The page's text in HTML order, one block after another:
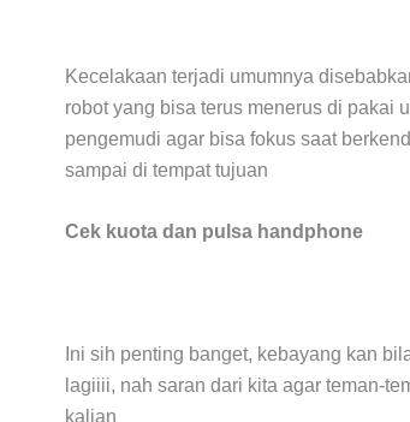
Kecelakaan terjadi umumnya
robot yang bisa terus menerus di pakai
pengemudi agar bisa fokus saat
sampai di tempat tujuan
Cek kuota dan pulsa handphone
Ini sih penting banget, kebayang kan
lagiiii, nah saran dari kita agar teman-
kalian